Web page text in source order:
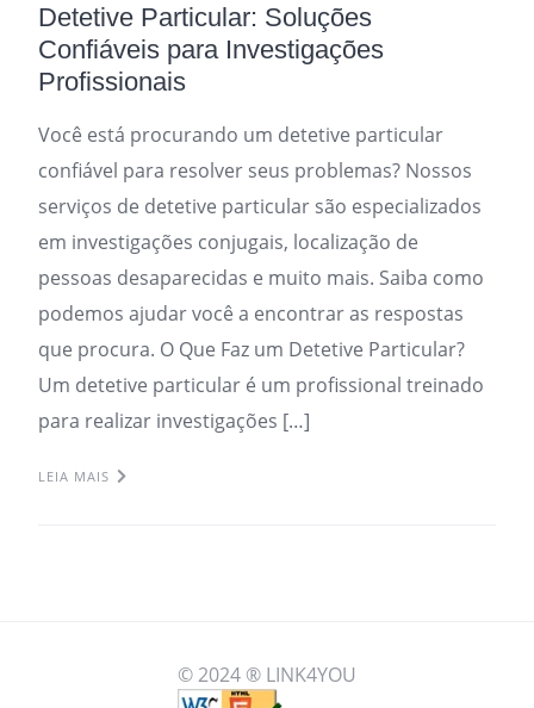
Detetive Particular: Soluções
Confiáveis para Investigações
Profissionais
Você está procurando um detetive particular
confiável para resolver seus problemas? Nossos
serviços de detetive particular são especializados
em investigações conjugais, localização de
pessoas desaparecidas e muito mais. Saiba como
podemos ajudar você a encontrar as respostas
que procura. O Que Faz um Detetive Particular?
Um detetive particular é um profissional treinado
para realizar investigações […]
LEIA MAIS
© 2024 ® LINK4YOU